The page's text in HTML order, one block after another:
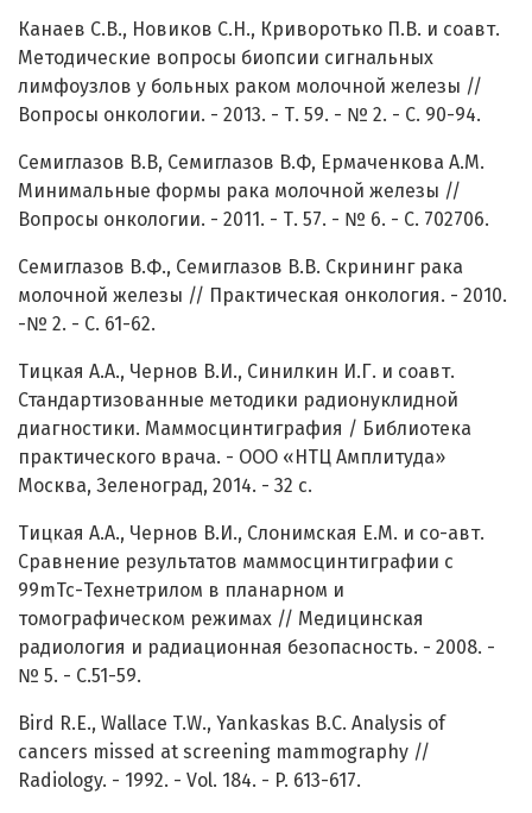
Канаев С.В., Новиков С.Н., Криворотько П.В. и соавт.
Методические вопросы биопсии сигнальных
лимфоузлов у больных раком молочной железы //
Вопросы онкологии. - 2013. - Т. 59. - № 2. - С. 90-94.
Семиглазов В.В, Семиглазов В.Ф, Ермаченкова А.М.
Минимальные формы рака молочной железы //
Вопросы онкологии. - 2011. - Т. 57. - № 6. - С. 702706.
Семиглазов В.Ф., Семиглазов В.В. Скрининг рака
молочной железы // Практическая онкология. - 2010.
-№ 2. - C. 61-62.
Тицкая А.А., Чернов В.И., Синилкин И.Г. и соавт.
Стандартизованные методики радионуклидной
диагностики. Маммосцинтиграфия / Библиотека
практического врача. - ООО «НТЦ Амплитуда»
Москва, Зеленоград, 2014. - 32 с.
Тицкая А.А., Чернов В.И., Слонимская Е.М. и со-авт.
Сравнение результатов маммосцинтиграфии с
99mТс-Технетрилом в планарном и
томографическом режимах // Медицинская
радиология и радиационная безопасность. - 2008. -
№ 5. - С.51-59.
Bird R.E., Wallace T.W., Yankaskas B.C. Analysis of
cancers missed at screening mammography //
Radiology. - 1992. - Vol. 184. - P. 613-617.